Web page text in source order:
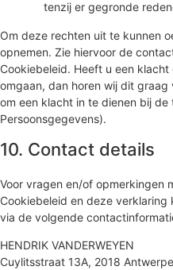
tenzij er gegronde
Om deze rechten uit te kunnen
opnemen. Zie hiervoor de
Cookiebeleid. Heeft u een
omgaan, dan horen wij dit
om een klacht in te dienen bij
Persoonsgegevens).
10. Contact details
Voor vragen en/of opmerkingen
Cookiebeleid en deze
via de volgende
HENDRIK VANDERWEYEN
Cuylitsstraat 13A, 2018